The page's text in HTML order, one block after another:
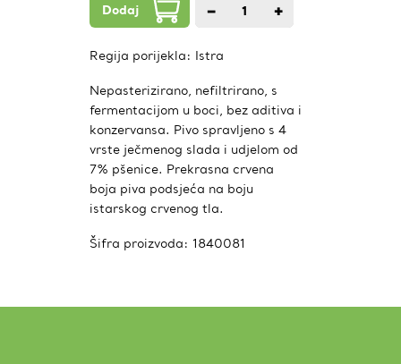
Dodaj − 1 +
Regija porijekla: Istra
Nepasterizirano, nefiltrirano, s
fermentacijom u boci, bez aditiva i
konzervansa. Pivo spravljeno s 4
vrste ječmenog slada i udjelom od
7% pšenice. Prekrasna crvena
boja piva podsjeća na boju
istarskog crvenog tla.
Šifra proizvoda: 1840081